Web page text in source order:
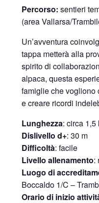
Percorso: sentieri
(area Vallarsa/
Un’avventura
tappa metterà alla
spirito di
alpaca, questa
famiglie che vogliono
e creare ricordi
Lunghezza: circa 1,5
Dislivello d+: 30 m
Difficoltà: facile
Livello allenamento:
Luogo di
Boccaldo 1/C –
Orario di inizio